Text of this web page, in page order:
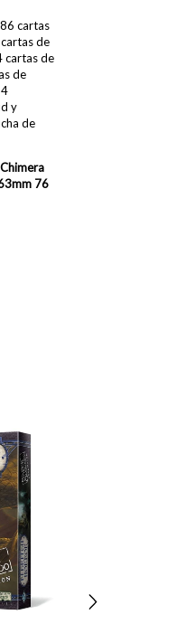
cartas
de
cartas de
de
y
de
76